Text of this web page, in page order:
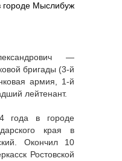
городе Мыслибуж
—
бригады (3-й
армия, 1-й
лейтенант.
года в городе
края в
Окончил 10
Ростовской